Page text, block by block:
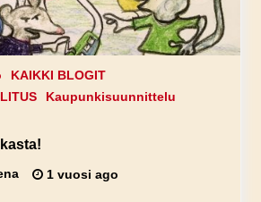
KAIKKI BLOGIT
Kaupunkisuunnittelu
1 vuosi ago